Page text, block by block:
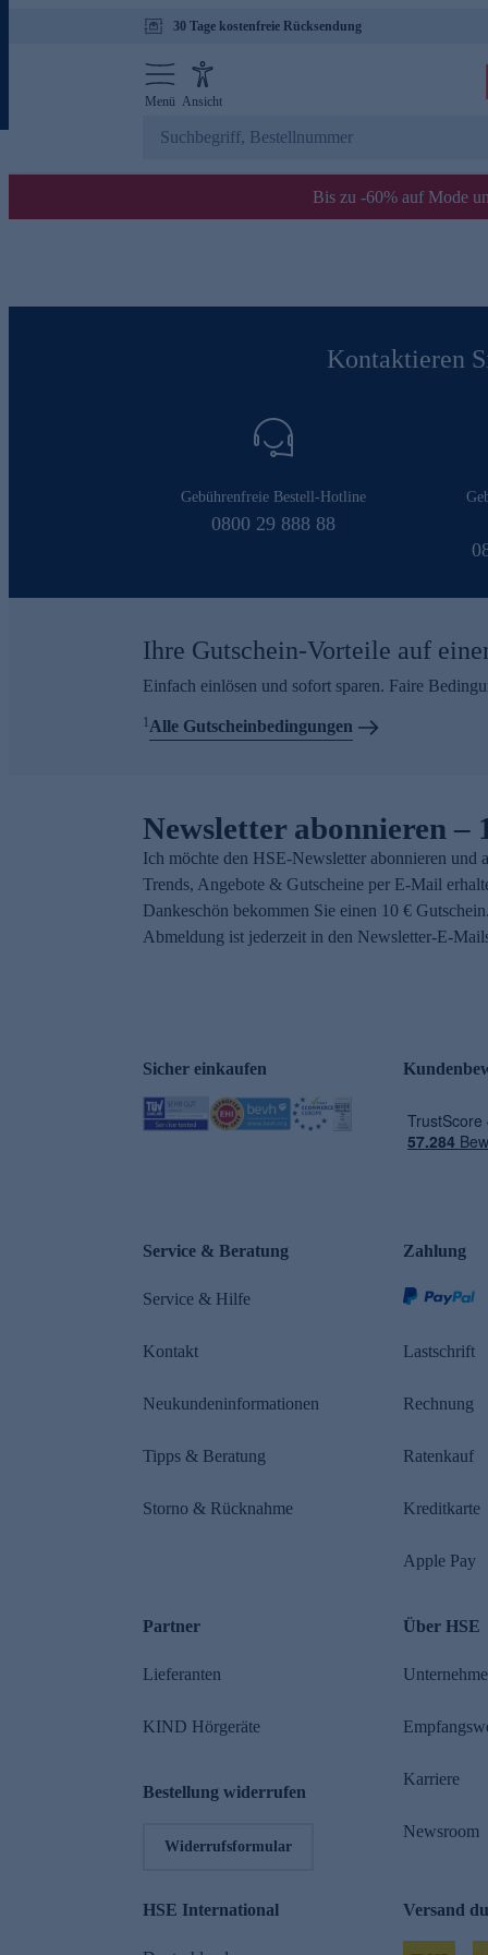
30 Tage kostenfreie Rücksendung
Menü Ansicht
Bis zu -60% auf Mode
Kontaktieren
Gebührenfreie Bestell-Hotline
0800 29 888 88
Ihre Gutschein-Vorteile auf
Einfach einlösen und sofort sparen. Faire
1Alle Gutscheinbedingungen
Newsletter abonnieren –
Ich möchte den HSE-Newsletter abonnieren und
Trends, Angebote & Gutscheine per E-Mail
Dankeschön bekommen Sie einen 10 €
Abmeldung ist jederzeit in den Newsletter-E-
Sicher einkaufen
Service & Beratung
Service & Hilfe
Kontakt
Neukundeninformationen
Tipps & Beratung
Storno & Rücknahme
Zahlung
Lastschrift
Rechnung
Ratenkauf
Kreditkarte
Apple Pay
Partner
Lieferanten
KIND Hörgeräte
Bestellung widerrufen
Widerrufsformular
Über HSE
Karriere
Newsroom
HSE International Versand